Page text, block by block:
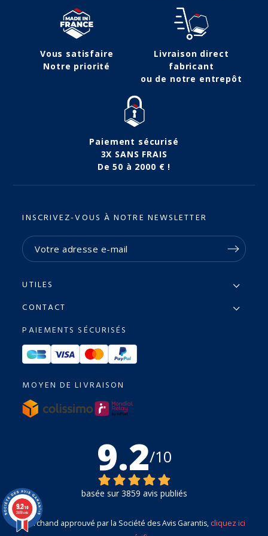
Vous satisfaire
Notre priorité
Livraison direct
fabricant
ou de notre entrepôt
Paiement sécurisé
3X SANS FRAIS
De 50 à 2000 € !
INSCRIVEZ-VOUS À NOTRE NEWSLETTER
UTILES
CONTACT
PAIEMENTS SÉCURISÉS
MOYEN DE LIVRAISON
9.2/10
basée sur 3859 avis publiés
Marchand approuvé par la Société des Avis Garantis, cliquez ici
9.2/10
3859 avis